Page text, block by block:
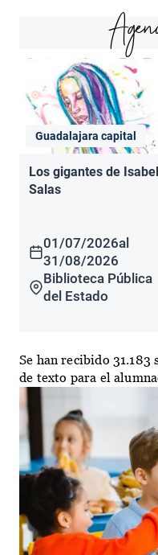
Guadalajara capital
Los gigantes de Isabel
Salas
01/07/2026al
31/08/2026
Biblioteca Pública
del Estado
Se han recibido
de texto para el